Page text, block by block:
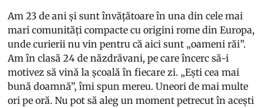
Am 23 de ani și sunt învățătoare în una din cele mai
mari comunități compacte cu origini rome din Europa,
unde curierii nu vin pentru că aici sunt „oameni răi”.
Am în clasă 24 de năzdrăvani, pe care încerc să-i
motivez să vină la școală în fiecare zi. „Ești cea mai
bună doamnă”, îmi spun mereu. Uneori de mai multe
ori pe oră. Nu pot să aleg un moment petrecut în acești